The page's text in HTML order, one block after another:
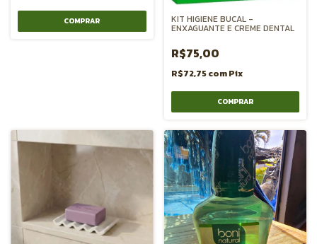
KIT HIGIENE BUCAL -
ENXAGUANTE E CREME DENTAL
R$75,00
R$72,75comPix